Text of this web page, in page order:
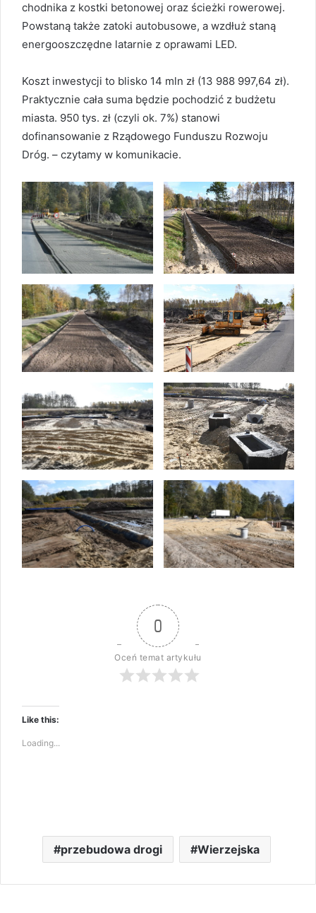
chodnika z kostki betonowej oraz ścieżki rowerowej.
Powstaną także zatoki autobusowe, a wzdłuż staną
energooszczędne latarnie z oprawami LED.
Koszt inwestycji to blisko 14 mln zł (13 988 997,64 zł).
Praktycznie cała suma będzie pochodzić z budżetu
miasta. 950 tys. zł (czyli ok. 7%) stanowi
dofinansowanie z Rządowego Funduszu Rozwoju
Dróg. – czytamy w komunikacie.
0
Oceń temat artykułu
Like this:
Loading...
przebudowa drogi Wierzejska